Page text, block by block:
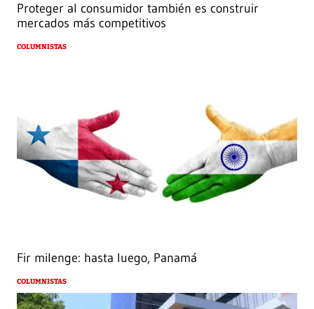
Proteger al consumidor también es construir
mercados más competitivos
COLUMNISTAS
Fir milenge: hasta luego, Panamá
COLUMNISTAS